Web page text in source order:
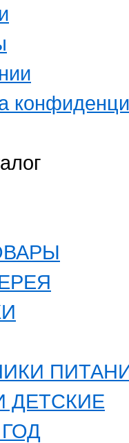
ДЕТСКИЕ